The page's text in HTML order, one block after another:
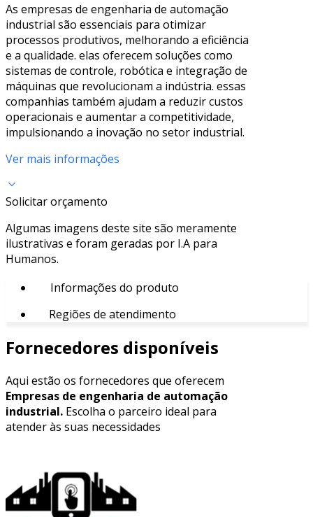
As empresas de engenharia de automação
industrial são essenciais para otimizar
processos produtivos, melhorando a eficiência
e a qualidade. elas oferecem soluções como
sistemas de controle, robótica e integração de
máquinas que revolucionam a indústria. essas
companhias também ajudam a reduzir custos
operacionais e aumentar a competitividade,
impulsionando a inovação no setor industrial.
Ver mais informações
Solicitar orçamento
Algumas imagens deste site são meramente
ilustrativas e foram geradas por I.A para
Humanos.
Informações do produto
Regiões de atendimento
Fornecedores disponíveis
Aqui estão os fornecedores que oferecem
Empresas de engenharia de automação
industrial. Escolha o parceiro ideal para
atender às suas necessidades